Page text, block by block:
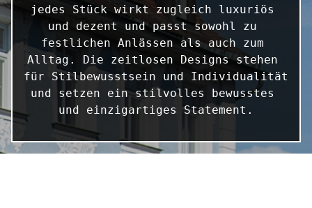
jedes Stück wirkt zugleich luxuriös
und dezent und passt sowohl zu
festlichen Anlässen als auch zum
Alltag. Die zeitlosen Designs stehen
für Stilbewusstsein und Individualität
und setzen ein stilvolles bewusstes
und einzigartiges Statement.